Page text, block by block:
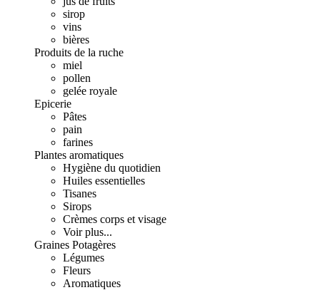
sirop
vins
bières
Produits de la ruche
miel
pollen
gelée royale
Epicerie
Pâtes
pain
farines
Plantes aromatiques
Hygiène du quotidien
Huiles essentielles
Tisanes
Sirops
Crèmes corps et visage
Voir plus...
Graines Potagères
Légumes
Fleurs
Aromatiques